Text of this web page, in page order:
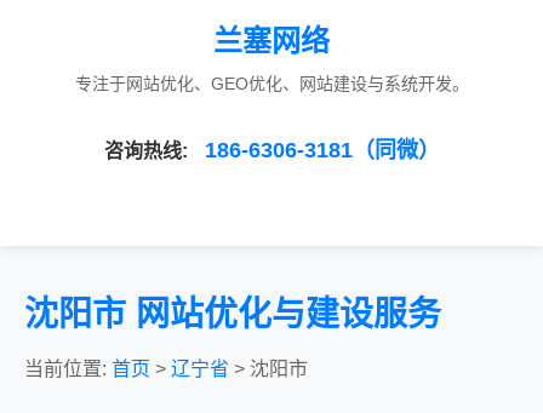
兰塞网络
专注于网站优化、GEO优化、网站建设与系统开发。
咨询热线: 186-6306-3181（同微）
沈阳市 网站优化与建设服务
当前位置: 首页 > 辽宁省 > 沈阳市